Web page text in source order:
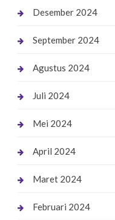
Desember 2024
September 2024
Agustus 2024
Juli 2024
Mei 2024
April 2024
Maret 2024
Februari 2024